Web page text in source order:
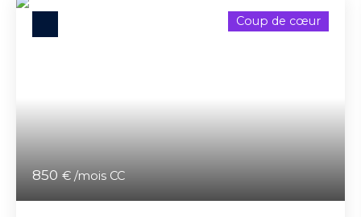
850 € /mois CC
Coup de cœur